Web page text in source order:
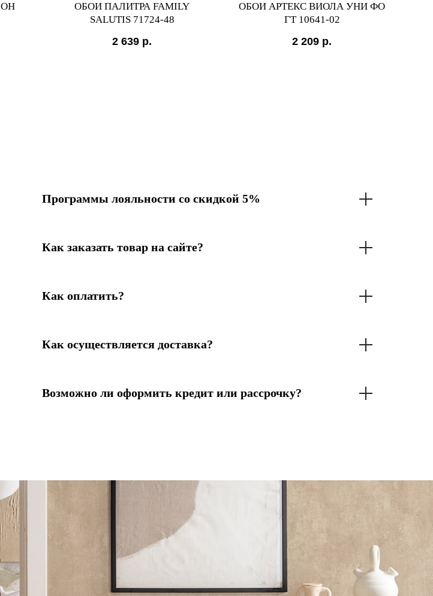
ОБОИ ПАЛИТРА FAMILY
SALUTIS 71724-48
2 639 р.
ОБОИ АРТЕКС ВИОЛА УНИ ФО
ГТ 10641-02
2 209 р.
Программы лояльности со скидкой 5%
Как заказать товар на сайте?
Как оплатить?
Как осуществляется доставка?
Возможно ли оформить кредит или рассрочку?